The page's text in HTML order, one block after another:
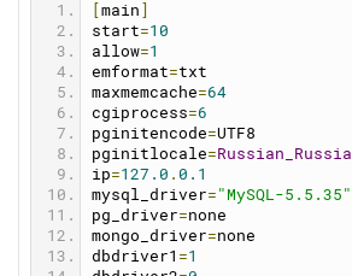
main
start=10
allow=1
emformat=txt
maxmemcache=64
cgiprocess=6
pginitencode=UTF8
pginitlocale=Russian_Russia
ip=127.0 . 0.1
mysql_driver= "MySQL-5.5.35"
pg_driver=none
mongo_driver=none
dbdriver1 =1